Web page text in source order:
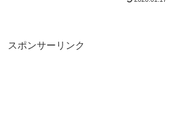
スポンサーリンク